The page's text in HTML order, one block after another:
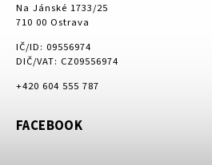
Na Jánské 1733/25
710 00 Ostrava
IČ/ID: 09556974
DIČ/VAT: CZ09556974
+420 604 555 787
FACEBOOK